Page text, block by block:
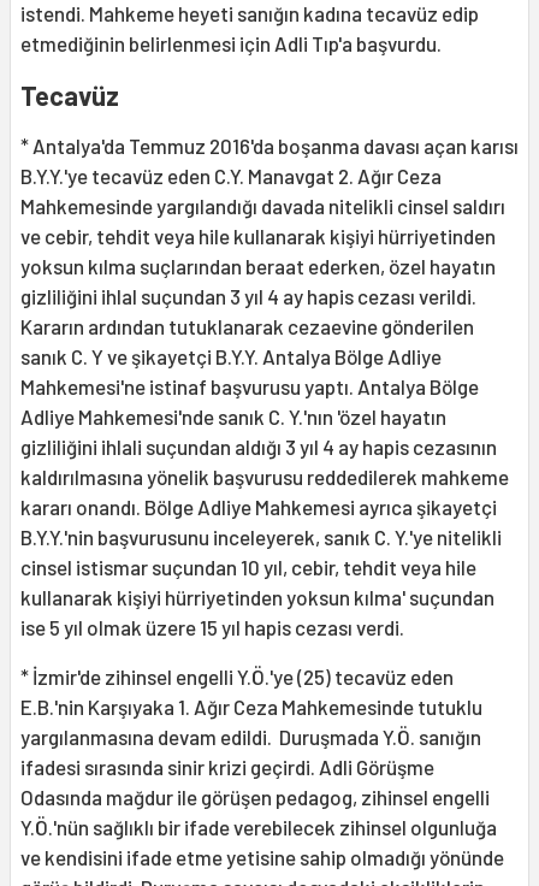
istendi. Mahkeme heyeti sanığın kadına tecavüz edip
etmediğinin belirlenmesi için Adli Tıp'a başvurdu.
Tecavüz
* Antalya'da Temmuz 2016'da boşanma davası açan karısı
B.Y.Y.'ye tecavüz eden C.Y. Manavgat 2. Ağır Ceza
Mahkemesinde yargılandığı davada nitelikli cinsel saldırı
ve cebir, tehdit veya hile kullanarak kişiyi hürriyetinden
yoksun kılma suçlarından beraat ederken, özel hayatın
gizliliğini ihlal suçundan 3 yıl 4 ay hapis cezası verildi.
Kararın ardından tutuklanarak cezaevine gönderilen
sanık C. Y ve şikayetçi B.Y.Y. Antalya Bölge Adliye
Mahkemesi'ne istinaf başvurusu yaptı. Antalya Bölge
Adliye Mahkemesi'nde sanık C. Y.'nın 'özel hayatın
gizliliğini ihlali suçundan aldığı 3 yıl 4 ay hapis cezasının
kaldırılmasına yönelik başvurusu reddedilerek mahkeme
kararı onandı. Bölge Adliye Mahkemesi ayrıca şikayetçi
B.Y.Y.'nin başvurusunu inceleyerek, sanık C. Y.'ye nitelikli
cinsel istismar suçundan 10 yıl, cebir, tehdit veya hile
kullanarak kişiyi hürriyetinden yoksun kılma' suçundan
ise 5 yıl olmak üzere 15 yıl hapis cezası verdi.
* İzmir'de zihinsel engelli Y.Ö.'ye (25) tecavüz eden
E.B.'nin Karşıyaka 1. Ağır Ceza Mahkemesinde tutuklu
yargılanmasına devam edildi. Duruşmada Y.Ö. sanığın
ifadesi sırasında sinir krizi geçirdi. Adli Görüşme
Odasında mağdur ile görüşen pedagog, zihinsel engelli
Y.Ö.'nün sağlıklı bir ifade verebilecek zihinsel olgunluğa
ve kendisini ifade etme yetisine sahip olmadığı yönünde